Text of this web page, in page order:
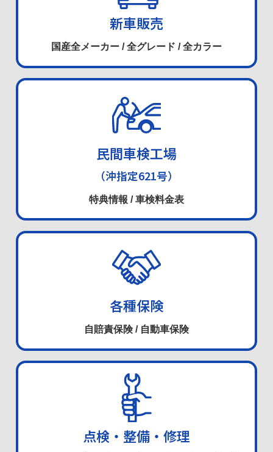
新車販売
国産全メーカー / 全グレード /全カラー
民間車検工場
（沖指定621号）
特典情報 / 車検料金表
各種保険
自賠責保険 / 自動車保険
点検・整備・修理